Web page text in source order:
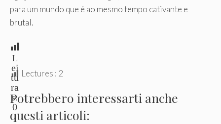
para um mundo que é ao mesmo tempo cativante e
brutal.
L
ei
tu
ra
s:
0
Lectures : 2
Potrebbero interessarti anche
questi articoli: